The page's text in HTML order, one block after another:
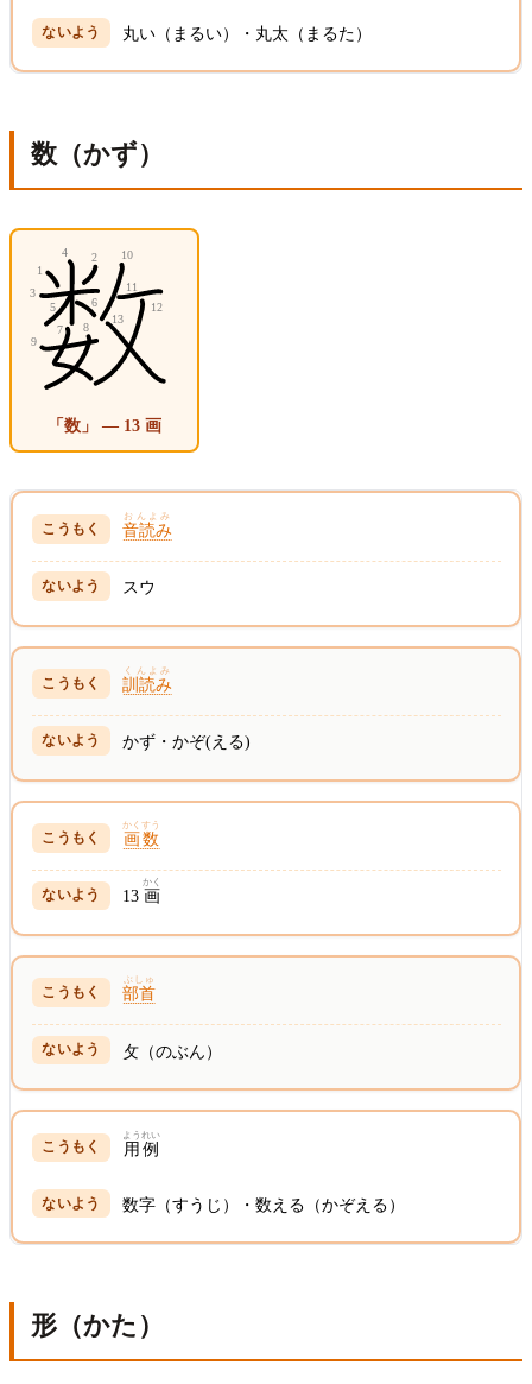
丸い（まるい）・丸太（まるた）
数（かず）
「数」 — 13 画
音読み
おんよみ
スウ
訓読み
くんよみ
かず・かぞ(える)
画数
かくすう
13 画
かく
部首
ぶしゅ
攵（のぶん）
用例
ようれい
数字（すうじ）・数える（かぞえる）
形（かた）